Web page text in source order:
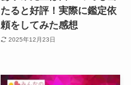
たると好評！実際に鑑定依
頼をしてみた感想
2025年12月23日